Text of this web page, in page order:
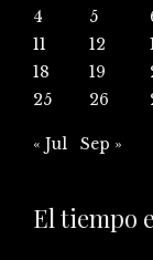
4
5
11
12
18
19
25
26
« Jul Sep »
El tiempo